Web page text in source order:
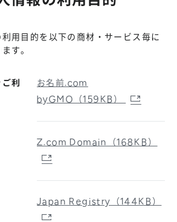
用目的を以下の商材・サービス毎に
す。
利
お名前.com
byGMO（159KB）
Z.com Domain（168KB）
Japan Registry（144KB）